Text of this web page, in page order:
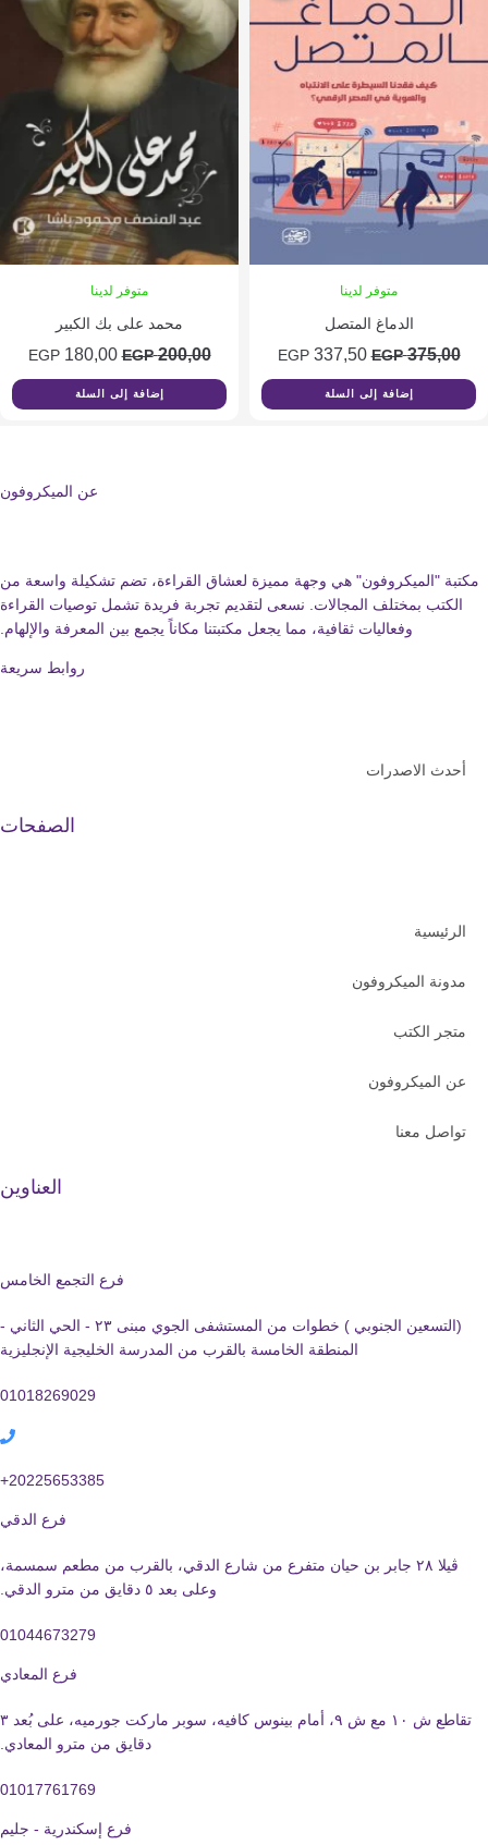
متوفر لدينا
الدماغ المتصل
EGPالسعر
الأصلي
هو:
337,50
EGP السعر
الحالي
هو:
إضافة إلى السلة
متوفر لدينا
محمد على بك الكبير
200,00
EGPالسعر
الأصلي
هو:
180,00
EGP السعر
الحالي
هو:
إضافة إلى السلة
عن الميكروفون
"الميكروفون" هي وجهة مميزة لعشاق القراءة، تضم تشكيلة واسعة من
بمختلف المجالات. نسعى لتقديم تجربة فريدة تشمل توصيات القراءة
وفعاليات ثقافية، مما يجعل مكتبتنا مكاناً يجمع بين المعرفة والإلهام.
روابط سريعة
الاصدرات
الصفحات
الميكروفون
الكتب
الميكروفون
معنا
العناوين
فرع التجمع الخامس
(التسعين الجنوبي ) خطوات من المستشفى الجوي مبنى ٢٣ - الحي الثاني -
المنطقة الخامسة بالقرب من المدرسة الخليجية الإنجليزية
01018269029
20225653385+
فرع الدقي
ڤيلا ٢٨ جابر بن حيان متفرع من شارع الدقي، بالقرب من مطعم سمسمة،
وعلى بعد ٥ دقايق من مترو الدقي.
01044673279
فرع المعادي
تقاطع ش ١٠ مع ش ٩، أمام بينوس كافيه، سوبر ماركت جورميه، على بُعد ٣
دقايق من مترو المعادي.
01017761769
فرع إسكندرية - جليم